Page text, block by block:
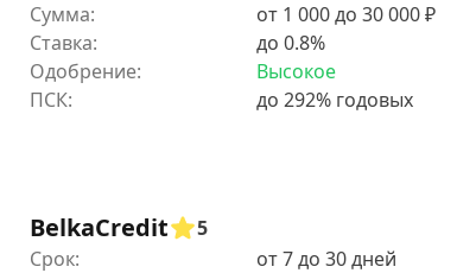
Сумма:
от 1 000 до 30 000 ₽
Ставка:
до 0.8%
Одобрение:
Высокое
BelkaCredit
5
Срок:
от 7 до 30 дней